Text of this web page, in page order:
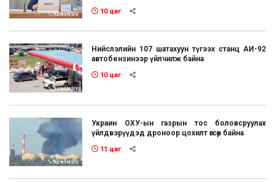
10 цаг
Нийслэлийн 107 шатахуун түгээх станц АИ-92
автобензинээр үйлчилж байна
10 цаг
Украин ОХУ-ын газрын тос боловсруулах
үйлдвэрүүдэд дроноор цохилт өгсөөр байна
11 цаг